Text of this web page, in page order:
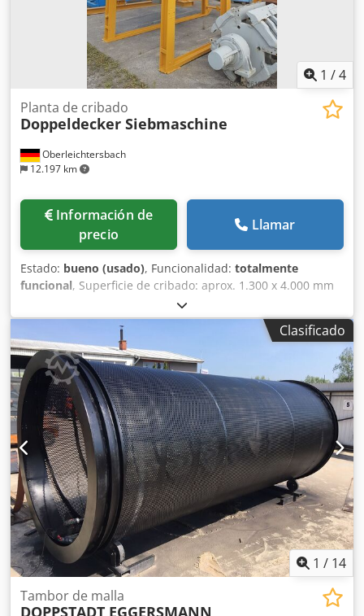
1 /4
Oberleichtersbach
12.197 km
Planta de cribado
Doppeldecker Siebmaschine
Información de
precio
Llamar
Estado: bueno (usado), Funcionalidad: totalmente
funcional, Superficie de cribado: aprox. 1.300 x 4.000 mm
Codpfx Afotpgvxjwsrf nueva construcción de acero
semimóvil
Clasificado
1 / 14
Tambor de malla
DOPPSTADT EGGERSMANN